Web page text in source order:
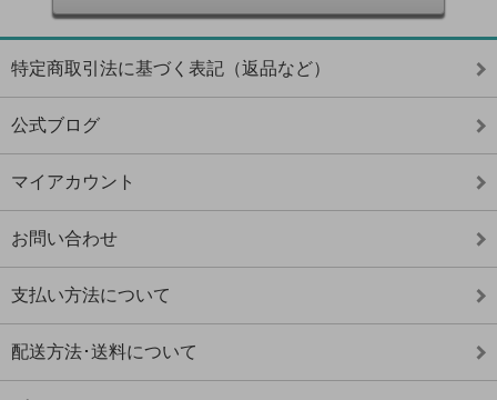
特定商取引法に基づく表記（返品など）
公式ブログ
マイアカウント
お問い合わせ
支払い方法について
配送方法･送料について